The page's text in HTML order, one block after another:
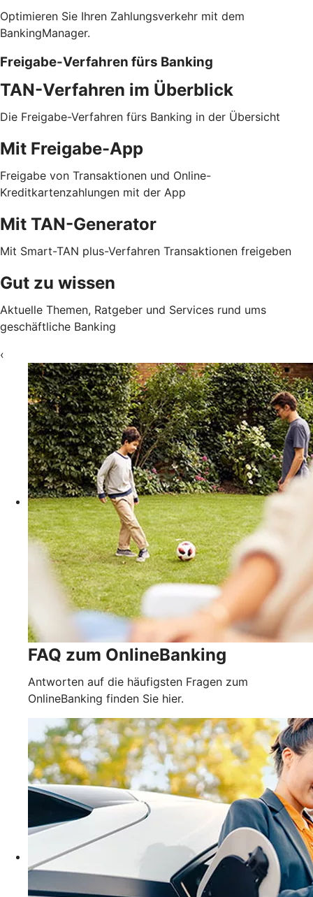
Optimieren Sie Ihren Zahlungsverkehr mit dem
BankingManager.
Freigabe-Verfahren fürs Banking
TAN-Verfahren im Überblick
Die Freigabe-Verfahren fürs Banking in der Übersicht
Mit Freigabe-App
Freigabe von Transaktionen und Online-
Kreditkartenzahlungen mit der App
Mit TAN-Generator
Mit Smart-TAN plus-Verfahren Transaktionen freigeben
Gut zu wissen
Aktuelle Themen, Ratgeber und Services rund ums
geschäftliche Banking
‹
FAQ zum OnlineBanking
Antworten auf die häufigsten Fragen zum
OnlineBanking finden Sie hier.